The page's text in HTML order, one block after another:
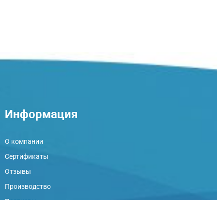
Информация
О компании
Сертификаты
Отзывы
Производство